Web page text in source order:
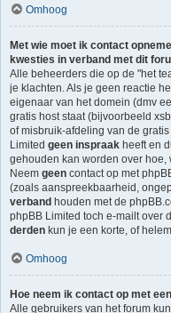
Omhoog
Met wie moet ik contact
kwesties in verband met dit
Alle beheerders die op de "het
je klachten. Als je geen reactie
eigenaar van het domein (dmv
gratis host staat (bijvoorbeeld
of misbruik-afdeling van de
Limited geen inspraak heeft en
gehouden kan worden over hoe,
Neem geen contact op met
(zoals aanspreekbaarheid,
verband houden met de
phpBB Limited toch e-mailt over
derden kun je een korte, of
Omhoog
Hoe neem ik contact op met
Alle gebruikers van het forum